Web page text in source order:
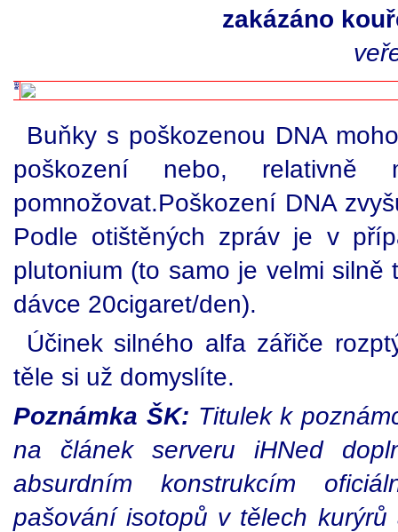
zakázáno
Buňky s poškozenou DNA
poškození nebo,
pomnožovat.Poškození DNA
Podle otištěných zpráv je v
plutonium (to samo je velmi
dávce 20cigaret/den).
Účinek silného alfa zářiče
těle si už domyslíte.
Poznámka ŠK: Titulek k
na článek serveru iHNed
absurdním konstrukcím
pašování isotopů v tělech